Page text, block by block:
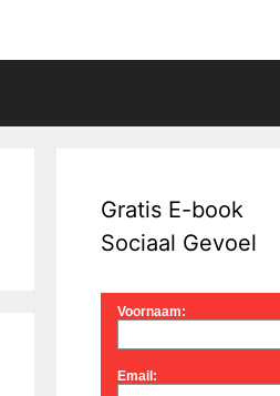
Gratis E-book
Sociaal Gevoel
Voornaam:
Email: